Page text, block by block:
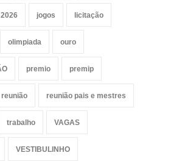
jogos licitação
olimpiada ouro
premio premip
reunião reunião pais e mestres
trabalho VAGAS
VESTIBULINHO